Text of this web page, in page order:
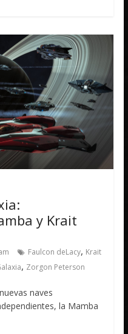
y Krait
Faulcon deLacy, Krait
, Zorgon Peterson
naves
la Mamba